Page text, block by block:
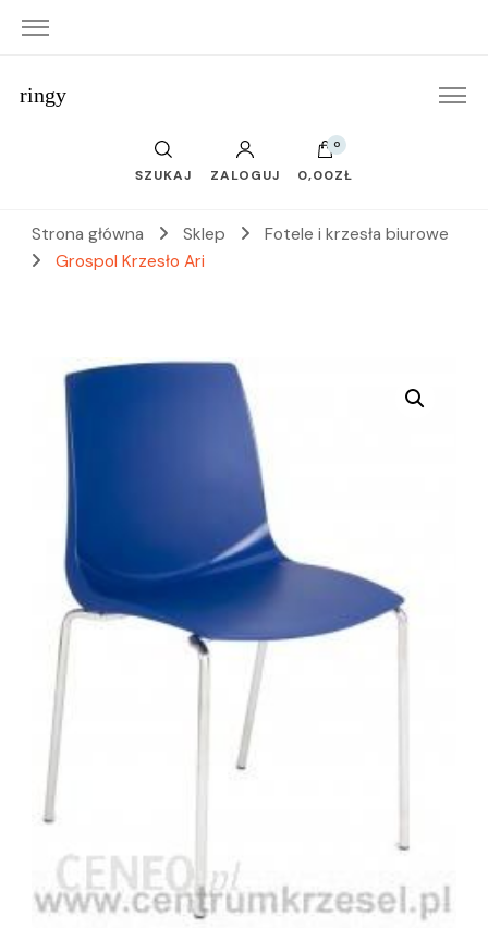
ringy
SZUKAJ ZALOGUJ
0
0,00ZŁ
Strona główna Sklep
Fotele i krzesła biurowe
Grospol Krzesło Ari